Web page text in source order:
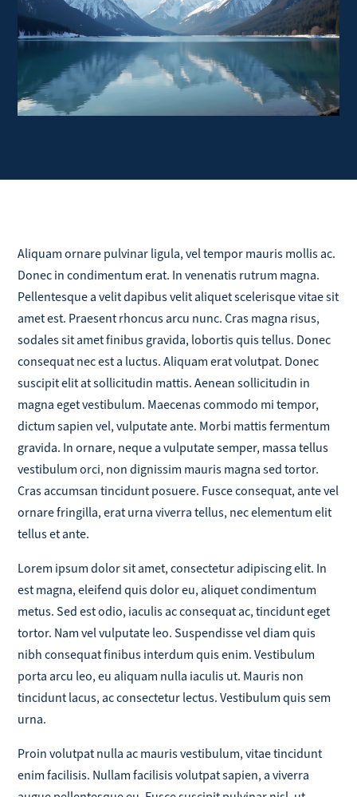
Aliquam ornare pulvinar ligula, vel tempor mauris mollis ac.
Donec in condimentum erat. In venenatis rutrum magna.
Pellentesque a velit dapibus velit aliquet scelerisque vitae sit
amet est. Praesent rhoncus arcu nunc. Cras magna risus,
sodales sit amet finibus gravida, lobortis quis tellus. Donec
consequat nec est a luctus. Aliquam erat volutpat. Donec
suscipit elit at sollicitudin mattis. Aenean sollicitudin in
magna eget vestibulum. Maecenas commodo mi tempor,
dictum sapien vel, vulputate ante. Morbi mattis fermentum
gravida. In ornare, neque a vulputate semper, massa tellus
vestibulum orci, non dignissim mauris magna sed tortor.
Cras accumsan tincidunt posuere. Fusce consequat, ante vel
ornare fringilla, erat urna viverra tellus, nec elementum elit
tellus et ante.
Lorem ipsum dolor sit amet, consectetur adipiscing elit. In
est magna, eleifend quis dolor eu, aliquet condimentum
metus. Sed est odio, iaculis ac consequat ac, tincidunt eget
tortor. Nam vel vulputate leo. Suspendisse vel diam quis
nibh consequat finibus interdum quis enim. Vestibulum
porta arcu leo, eu aliquam nulla iaculis ut. Mauris non
tincidunt lacus, ac consectetur lectus. Vestibulum quis sem
urna.
Proin volutpat nulla ac mauris vestibulum, vitae tincidunt
enim facilisis. Nullam facilisis volutpat sapien, a viverra